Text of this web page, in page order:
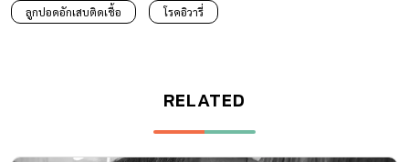
ลูกปอดอักเสบติดเชื้อ โรคอิวารี่
RELATED